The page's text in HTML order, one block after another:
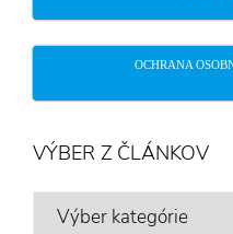
OCHRANA
VÝBER Z ČLÁNKOV
VÝBER